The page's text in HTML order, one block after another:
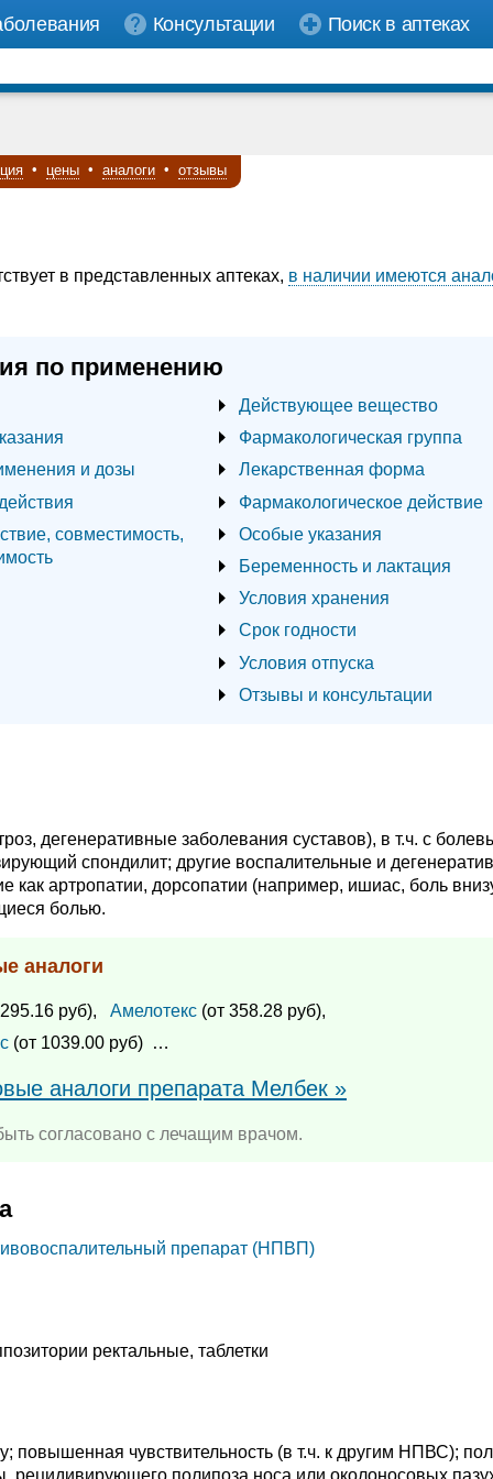
Консультации Поиск в аптеках
• цены • аналоги • отзывы
в представленных аптеках, в наличии имеются
по применению
и дозы
совместимость,
Действующее вещество
Фармакологическая группа
Лекарственная форма
Фармакологическое действие
Особые указания
Беременность и лактация
Условия хранения
Срок годности
Условия отпуска
Отзывы и консультации
дегенеративные заболевания суставов), в т.ч. с
спондилит; другие воспалительные и
как артропатии, дорсопатии (например, ишиас, боль
болью.
аналоги
руб), Амелотекс(от 358.28 руб),
(от 1039.00 руб) …
аналоги препарата Мелбек »
согласовано с лечащим врачом.
препарат (НПВП)
ректальные, таблетки
повышенная чувствительность (в т.ч. к другим НПВС);